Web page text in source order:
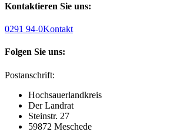
Kontaktieren Sie uns:
0291 94-0Kontakt
Folgen Sie uns:
Postanschrift:
Hochsauerlandkreis
Der Landrat
Steinstr. 27
59872 Meschede